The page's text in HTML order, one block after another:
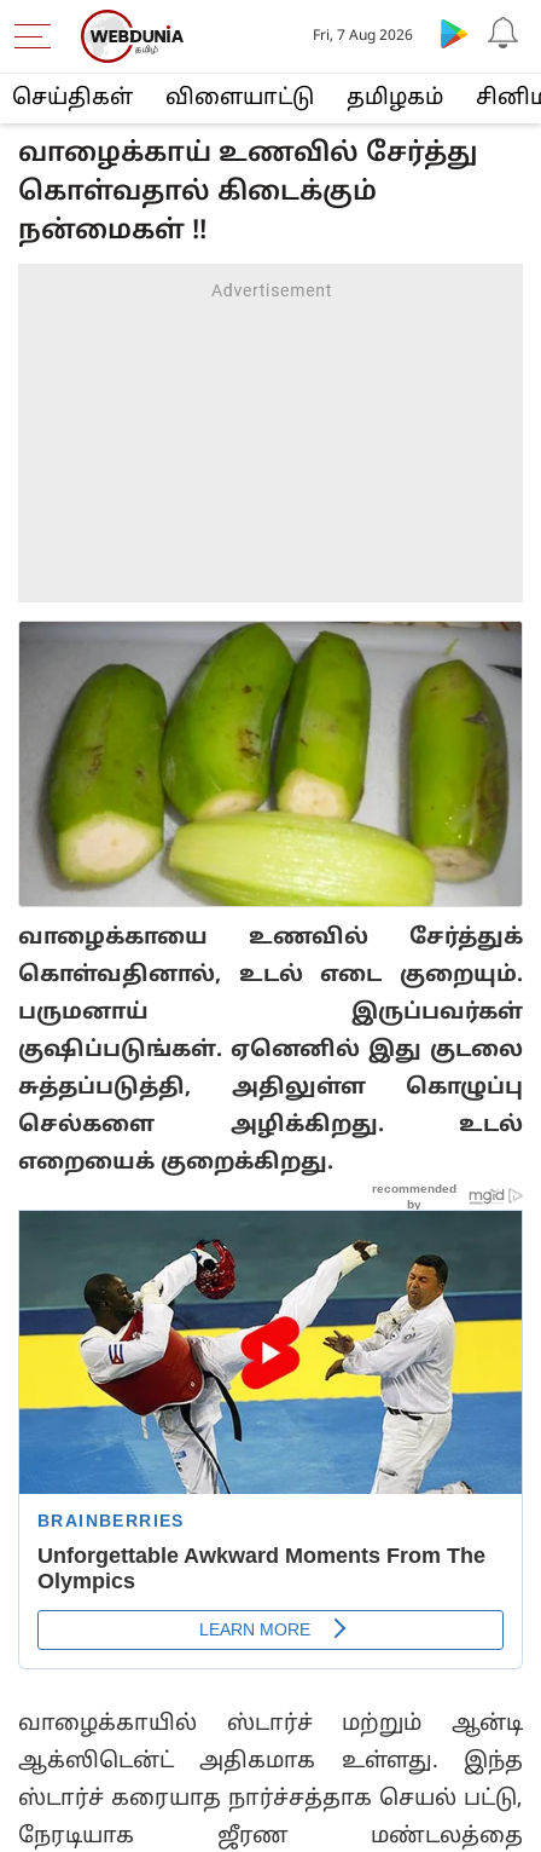
செய்திகள் விளையா‌ட்டு த‌மிழக‌ம்
Fri, 7 Aug 2026
வாழைக்காய் உணவில் சேர்த்து
கொள்வதால் கிடைக்கும்
நன்மைகள் !!
வாழைக்காயை உணவில் சேர்த்துக்
கொள்வதினால், உடல் எடை குறையும்.
பருமனாய் இருப்பவர்கள்
குஷிப்படுங்கள். ஏனெனில் இது குடலை
சுத்தப்படுத்தி, அதிலுள்ள கொழுப்பு
செல்களை அழிக்கிறது. உடல்
எறையைக் குறைக்கிறது.
வாழைக்காயில் ஸ்டார்ச் மற்றும் ஆன்டி
ஆக்ஸிடென்ட் அதிகமாக உள்ளது. இந்த
ஸ்டார்ச் கரையாத நார்ச்சத்தாக செயல் பட்டு,
நேரடியாக ஜீரண மண்டலத்தை